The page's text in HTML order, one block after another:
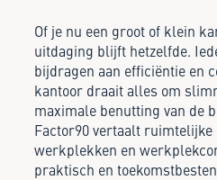
Of je nu een groot of klein
uitdaging blijft hetzelfde.
bijdragen aan efficiëntie en
kantoor draait alles om
maximale benutting van de
Factor90 vertaalt
werkplekken en
praktisch en